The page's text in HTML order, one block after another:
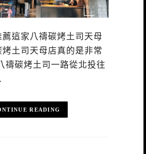
薦這家八禱碳烤土司天母
烤土司天母店真的是非常
禱碳烤土司一路從北投往
READING